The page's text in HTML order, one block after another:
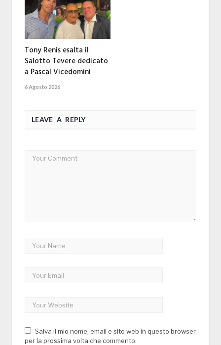
Tony Renis esalta il
Salotto Tevere dedicato
a Pascal Vicedomini
6 Agosto 2026
LEAVE A REPLY
Salva il mio nome, email e sito web in questo browser
per la prossima volta che commento.